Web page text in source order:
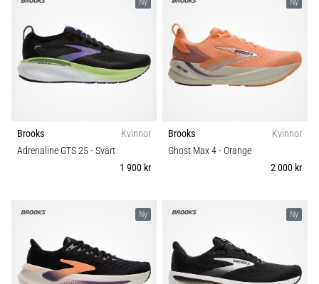
av.
Vad…
artiklar
Ny
Brooks
Kvinnor
Adrenaline GTS 25- Svart
1 900 kr
Ny
Brooks
Kvinnor
Ghost Max 4- Orange
2 000 kr
Ny Ny